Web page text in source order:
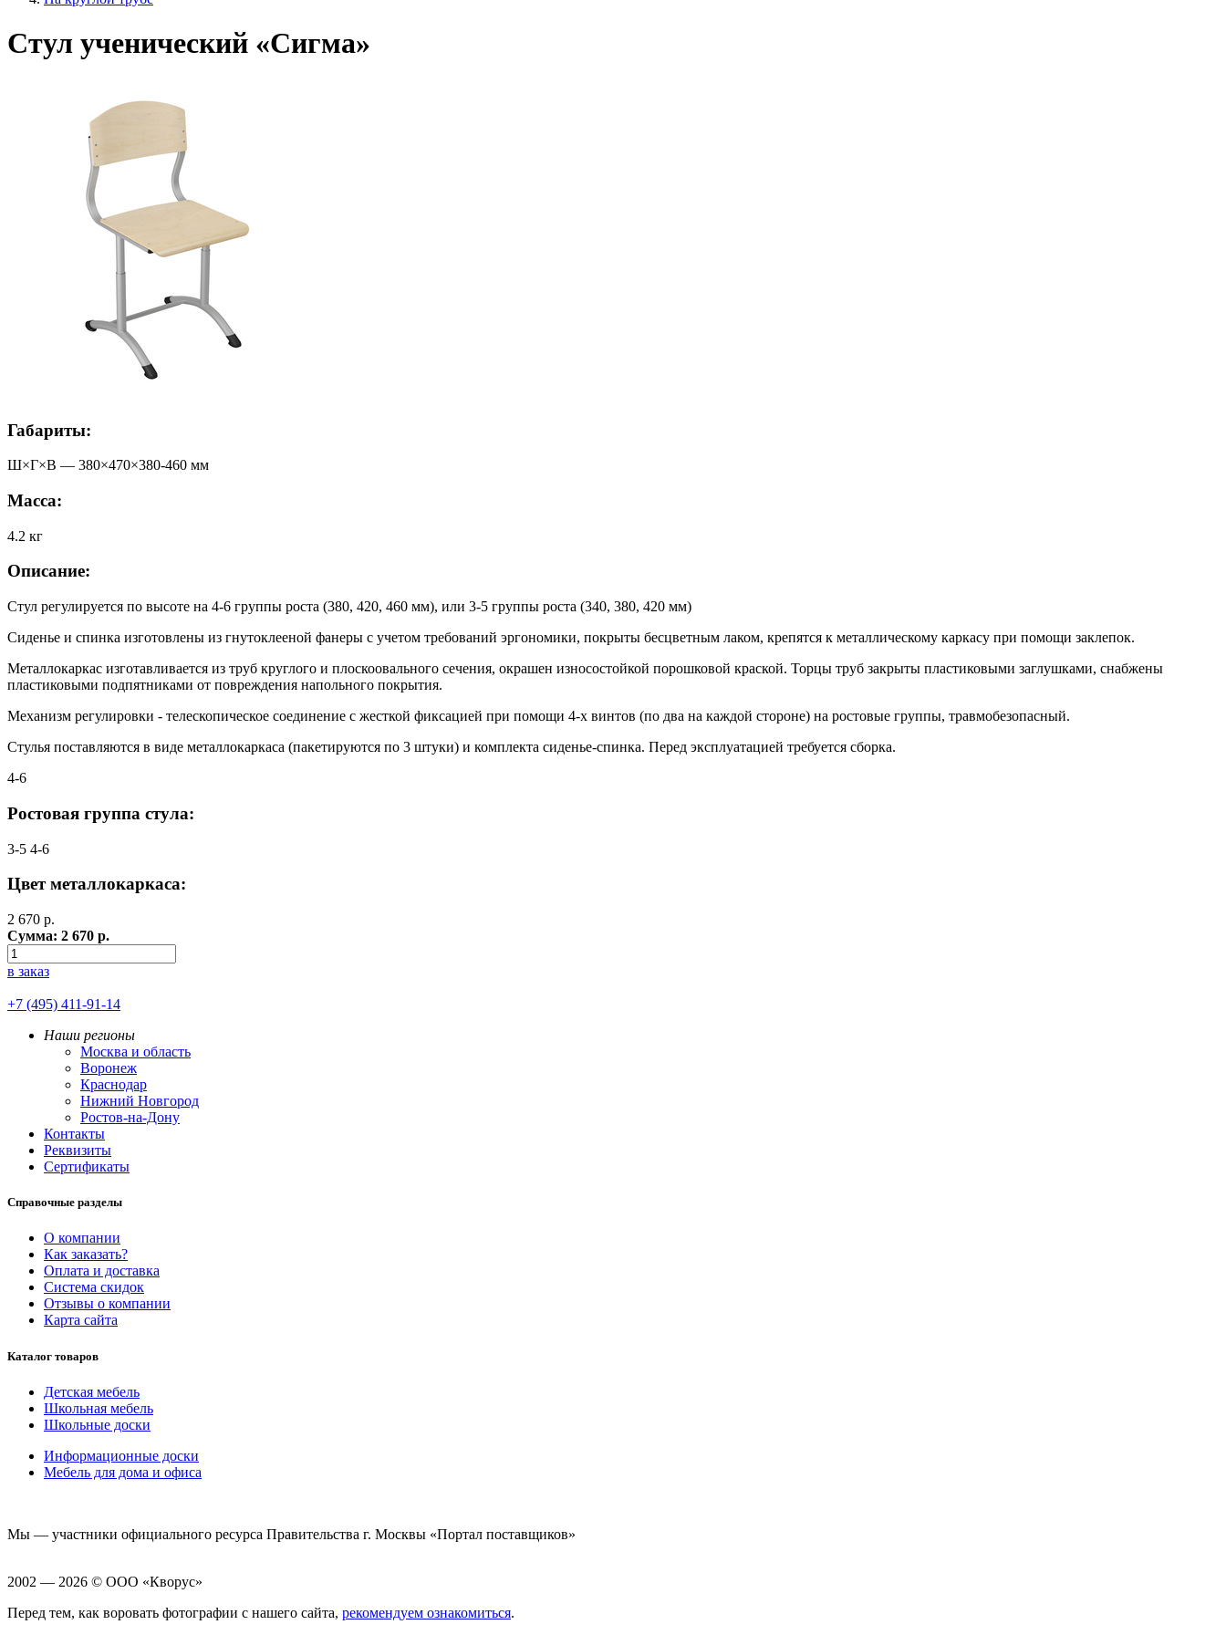
Стул ученический «Сигма»
Габариты:
Ш×Г×В — 380×470×380-460 мм
Масса:
4.2 кг
Описание:
Стул регулируется по высоте на 4-6 группы роста (380, 420, 460 мм), или 3-5 группы роста (340, 380, 420 мм)
Сиденье и спинка изготовлены из гнутоклееной фанеры с учетом требований эргономики, покрыты бесцветным лаком, крепятся к металлическому каркасу при помощи заклепок.
Металлокаркас изготавливается из труб круглого и плоскоовального сечения, окрашен износостойкой порошковой краской. Торцы труб закрыты пластиковыми заглушками, снабжены
пластиковыми подпятниками от повреждения напольного покрытия.
Механизм регулировки - телескопическое соединение с жесткой фиксацией при помощи 4-х винтов (по два на каждой стороне) на ростовые группы, травмобезопасный.
Стулья поставляются в виде металлокаркаса (пакетируются по 3 штуки) и комплекта сиденье-спинка. Перед эксплуатацией требуется сборка.
4-6
Ростовая группа стула:
3-5 4-6
Цвет металлокаркаса:
2 670 р.
Сумма: 2 670 р.
в заказ
+7 (495) 411-91-14
Наши регионы
Москва и область
Воронеж
Краснодар
Нижний Новгород
Ростов-на-Дону
Контакты
Реквизиты
Сертификаты
Справочные разделы
О компании
Как заказать?
Оплата и доставка
Система скидок
Отзывы о компании
Карта сайта
Каталог товаров
Детская мебель
Школьная мебель
Школьные доски
Информационные доски
Мебель для дома и офиса
Мы — участники официального ресурса Правительства г. Москвы «Портал поставщиков»
2002 — 2026 © ООО «Кворус»
Перед тем, как воровать фотографии с нашего сайта, рекомендуем ознакомиться.